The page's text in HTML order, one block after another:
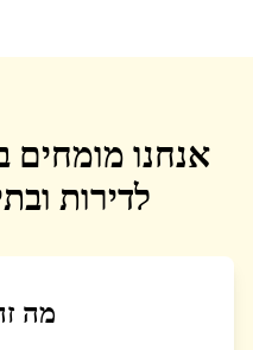
אנחנו מומחים
לדירות
מה